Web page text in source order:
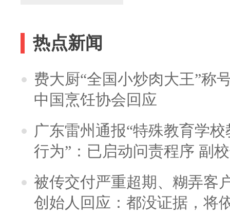
热点新闻
费大厨“全国小炒肉大王”称
中国烹饪协会回应
广东雷州通报“特殊教育学
行为”：已启动问责程序 副
被传交付严重超期、糊弄客
创始人回应：都没证据，将